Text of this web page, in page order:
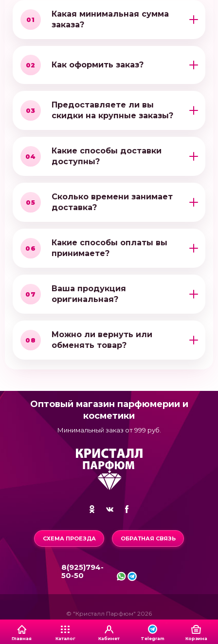
01
Какая минимальная сумма
заказа?
02 Как оформить заказ?
03
Предоставляете ли вы
скидки на крупные заказы?
04
Какие способы доставки
доступны?
05
Сколько времени занимает
доставка?
06
Какие способы оплаты вы
принимаете?
07
Ваша продукция
оригинальная?
08
Можно ли вернуть или
обменять товар?
Оптовый магазин парфюмерии и
косметики
Минимальный заказ от 999 руб.
СХЕМА ПРОЕЗДА ОБРАТНАЯ СВЯЗЬ
8(925)794-
50-50
© "Кристалл Парфюм" 2026
Главная Каталог Кабинет Telegram Корзина